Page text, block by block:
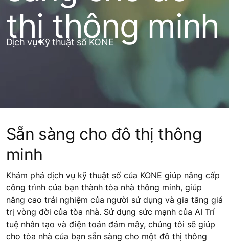
thị thông minh
Dịch vụ Kỹ thuật số KONE
Sẵn sàng cho đô thị thông
minh
Khám phá dịch vụ kỹ thuật số của KONE giúp nâng cấp
công trình của bạn thành tòa nhà thông minh, giúp
nâng cao trải nghiệm của người sử dụng và gia tăng giá
trị vòng đời của tòa nhà. Sử dụng sức mạnh của AI Trí
tuệ nhân tạo và điện toán đám mây, chúng tôi sẽ giúp
cho tòa nhà của bạn sẵn sàng cho một đô thị thông